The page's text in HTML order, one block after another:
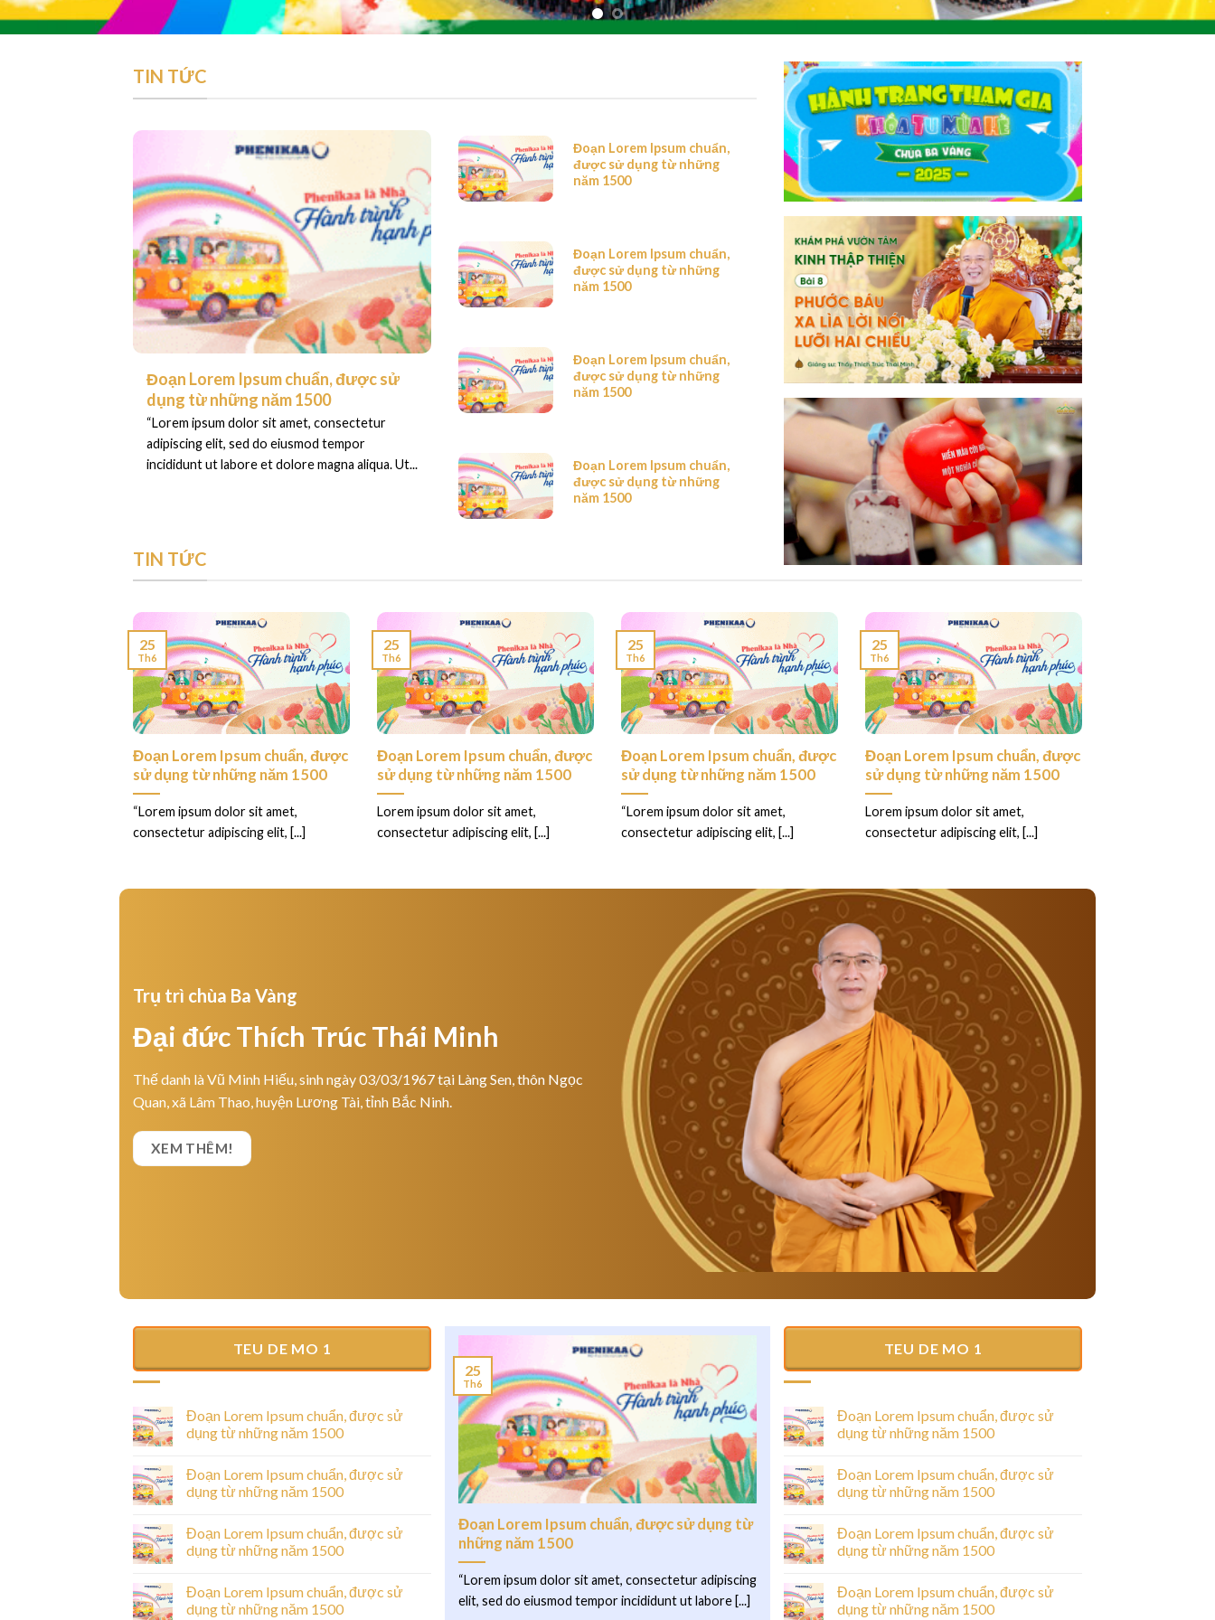
TIN TỨC
Đoạn Lorem Ipsum chuẩn, được sử
dụng từ những năm 1500
“Lorem ipsum dolor sit amet, consectetur
adipiscing elit, sed do eiusmod tempor
incididunt ut labore et dolore magna aliqua. Ut...
Đoạn Lorem Ipsum chuẩn,
được sử dụng từ những
năm 1500
Đoạn Lorem Ipsum chuẩn,
được sử dụng từ những
năm 1500
Đoạn Lorem Ipsum chuẩn,
được sử dụng từ những
năm 1500
Đoạn Lorem Ipsum chuẩn,
được sử dụng từ những
năm 1500
TIN TỨC
Đoạn Lorem Ipsum chuẩn, được
sử dụng từ những năm 1500
“Lorem ipsum dolor sit amet,
consectetur adipiscing elit, [...]
25
Th6
Đoạn Lorem Ipsum chuẩn, được
sử dụng từ những năm 1500
Lorem ipsum dolor sit amet,
consectetur adipiscing elit, [...]
25
Th6
Đoạn Lorem Ipsum chuẩn, được
sử dụng từ những năm 1500
“Lorem ipsum dolor sit amet,
consectetur adipiscing elit, [...]
25
Th6
Đoạn Lorem Ipsum chuẩn, được
sử dụng từ những năm 1500
Lorem ipsum dolor sit amet,
consectetur adipiscing elit, [...]
25
Th6
Trụ trì chùa Ba Vàng
Đại đức Thích Trúc Thái Minh
Thế danh là Vũ Minh Hiếu, sinh ngày 03/03/1967 tại Làng Sen, thôn Ngọc
Quan, xã Lâm Thao, huyện Lương Tài, tỉnh Bắc Ninh.
XEM THÊM!
TEU DE MO 1
Đoạn Lorem Ipsum chuẩn, được sử
dụng từ những năm 1500
Đoạn Lorem Ipsum chuẩn, được sử
dụng từ những năm 1500
Đoạn Lorem Ipsum chuẩn, được sử
dụng từ những năm 1500
Đoạn Lorem Ipsum chuẩn, được sử
dụng từ những năm 1500
Đoạn Lorem Ipsum chuẩn, được sử dụng từ
những năm 1500
“Lorem ipsum dolor sit amet, consectetur adipiscing
elit, sed do eiusmod tempor incididunt ut labore [...]
25
Th6
Welcome to WordPress. This is your first post.
Edit or delete it, then start writing!
TEU DE MO 1
Đoạn Lorem Ipsum chuẩn, được sử
dụng từ những năm 1500
Đoạn Lorem Ipsum chuẩn, được sử
dụng từ những năm 1500
Đoạn Lorem Ipsum chuẩn, được sử
dụng từ những năm 1500
Đoạn Lorem Ipsum chuẩn, được sử
dụng từ những năm 1500